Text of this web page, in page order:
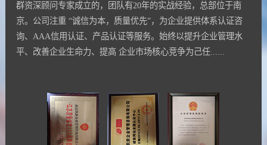
群资深顾问专家成立的，团队有20年的实战经验，总部位于南
京。公司注重 “诚信为本，质量优先”，为企业提供体系认证咨
询、AAA信用认证、产品认证等服务。始终以提升企业管理水
平、改善企业生命力、提高 企业市场核心竞争为己任......